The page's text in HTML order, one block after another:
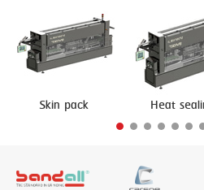
FRYING
HEAT SEALING
LOADER
GERNAL
KRONEN
ORVED
Skin pack Heat